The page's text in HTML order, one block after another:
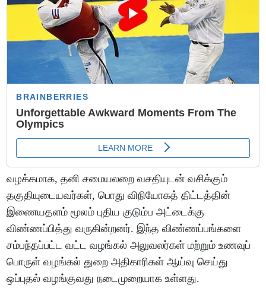
வழக்கமாக, தனி சமையலறை வசதியுடன் வசிக்கும்
தகுதியுடையவர்கள், பொது விநியோகத் திட்டத்தின்
இணையதளம் மூலம் புதிய குடும்ப அட்டைக்கு
விண்ணப்பித்து வருகின்றனர். இந்த விண்ணப்பங்களை
சம்பந்தப்பட்ட வட்ட வழங்கல் அலுவலர்கள் மற்றும் உணவுப்
பொருள் வழங்கல் துறை அதிகாரிகள் ஆய்வு செய்து
ஒப்புதல் வழங்குவது நடைமுறையாக உள்ளது.